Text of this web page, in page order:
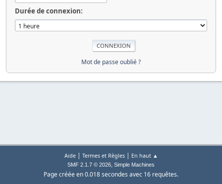
Durée de connexion:
Mot de passe oublié ?
Aide| Termes et Règles| En haut ▲
SMF 2.1.7 © 2026, Simple Machines
Page créée en 0.018 secondes avec 16 requêtes.